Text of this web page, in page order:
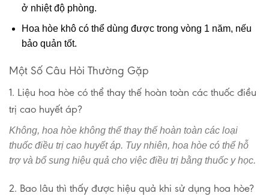
ở nhiệt độ phòng.
Hoa hòe khô có thể dùng được trong vòng 1 năm, nếu
bảo quản tốt.
Một Số Câu Hỏi Thường Gặp
1. Liệu hoa hòe có thể thay thế hoàn toàn các thuốc điều
trị cao huyết áp?
Không, hoa hòe không thể thay thế hoàn toàn các loại
thuốc điều trị cao huyết áp. Tuy nhiên, hoa hòe có thể hỗ
trợ và bổ sung hiệu quả cho việc điều trị bằng thuốc y học.
2. Bao lâu thì thấy được hiệu quả khi sử dụng hoa hòe?